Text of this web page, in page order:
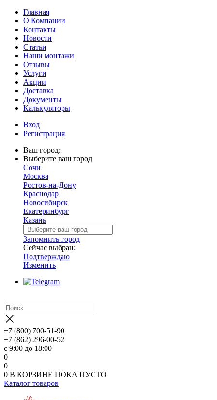
Главная
О Компании
Контакты
Новости
Статьи
Наши монтажи
Отзывы
Услуги
Акции
Доставка
Документы
Калькуляторы
Вход
Регистрация
Ваш город:
Выберите ваш город
Сочи
Москва
Ростов-на-Дону
Краснодар
Новосибирск
Екатеринбург
Казань
Запомнить город
Сейчас выбран:
Подтверждаю
Изменить
+7 (800) 700-51-90
+7 (862) 296-00-52
с 9:00 до 18:00
0
0
0 В КОРЗИНЕ ПОКА ПУСТО
Каталог товаров